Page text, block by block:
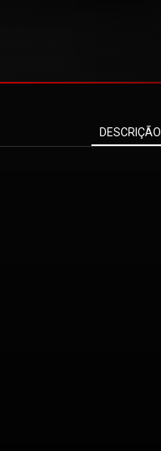
DESCRIÇÃO